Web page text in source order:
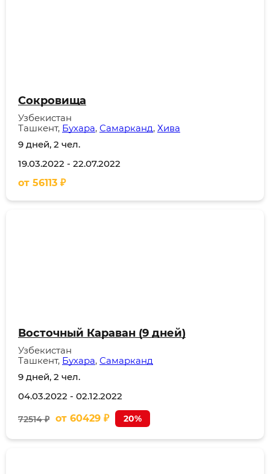
Сокровища
Узбекистан
Ташкент, Бухара, Самарканд, Хива
9 дней, 2 чел.
19.03.2022 - 22.07.2022
от 56113 ₽
Восточный Караван (9 дней)
Узбекистан
Ташкент, Бухара, Самарканд
9 дней, 2 чел.
04.03.2022 - 02.12.2022
72514 ₽ от 60429 ₽ 20%